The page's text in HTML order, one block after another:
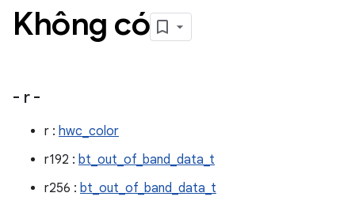
Không có
- r -
r : hwc_color
r192 : bt_out_of_band_data_t
r256 : bt_out_of_band_data_t